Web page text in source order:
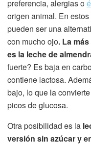
preferencia, alergias o
origen animal. En
pueden ser una
con mucho ojo. La
es la leche de
fuerte? Es baja en
contiene lactosa.
bajo, lo que la
picos de glucosa.
Otra posibilidad es la
versión sin azúcar y